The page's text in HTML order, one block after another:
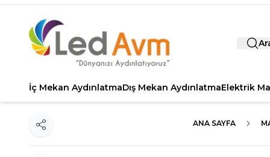
İç Mekan AydınlatmaDış Mekan AydınlatmaElektrik
ANA SAYFA
Paylaş